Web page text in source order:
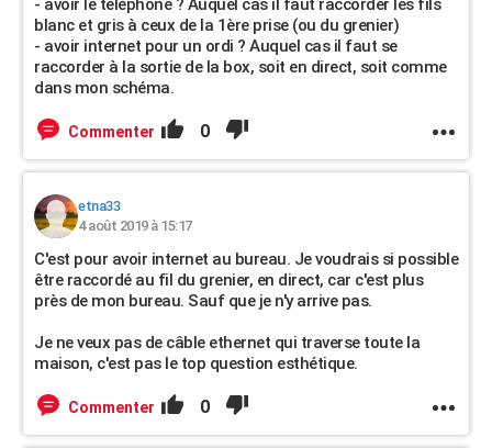
- avoir le téléphone ? Auquel cas il faut raccorder les fils
blanc et gris à ceux de la 1ère prise (ou du grenier)
- avoir internet pour un ordi ? Auquel cas il faut se
raccorder à la sortie de la box, soit en direct, soit comme
dans mon schéma.
Commenter 0
etna33
4 août 2019 à 15:17
C'est pour avoir internet au bureau. Je voudrais si possible
être raccordé au fil du grenier, en direct, car c'est plus
près de mon bureau. Sauf que je n'y arrive pas.
Je ne veux pas de câble ethernet qui traverse toute la
maison, c'est pas le top question esthétique.
Commenter 0